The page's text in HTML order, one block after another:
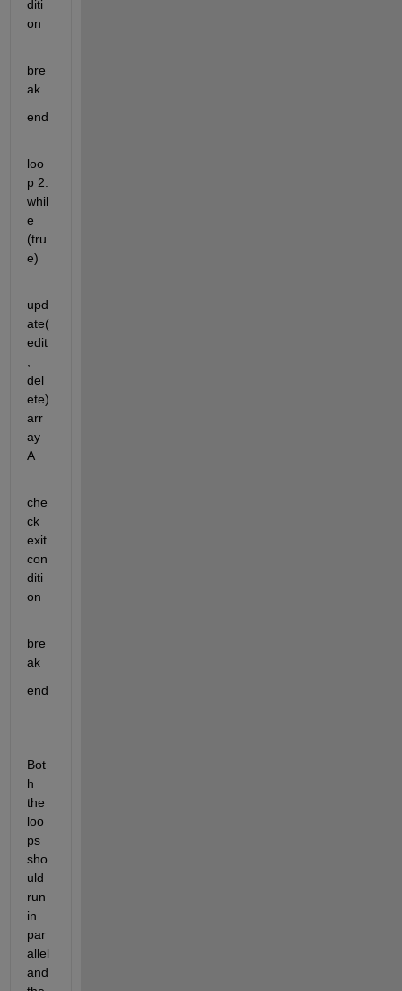
diti
on
bre
ak
end
loo
p 2:
whil
e
(tru
e)
upd
ate(
edit
del
ete)
arr
ay
A
che
ck
exit
con
diti
on
bre
ak
end
Bot
h
the
loo
ps
sho
uld
run
in
par
allel
and